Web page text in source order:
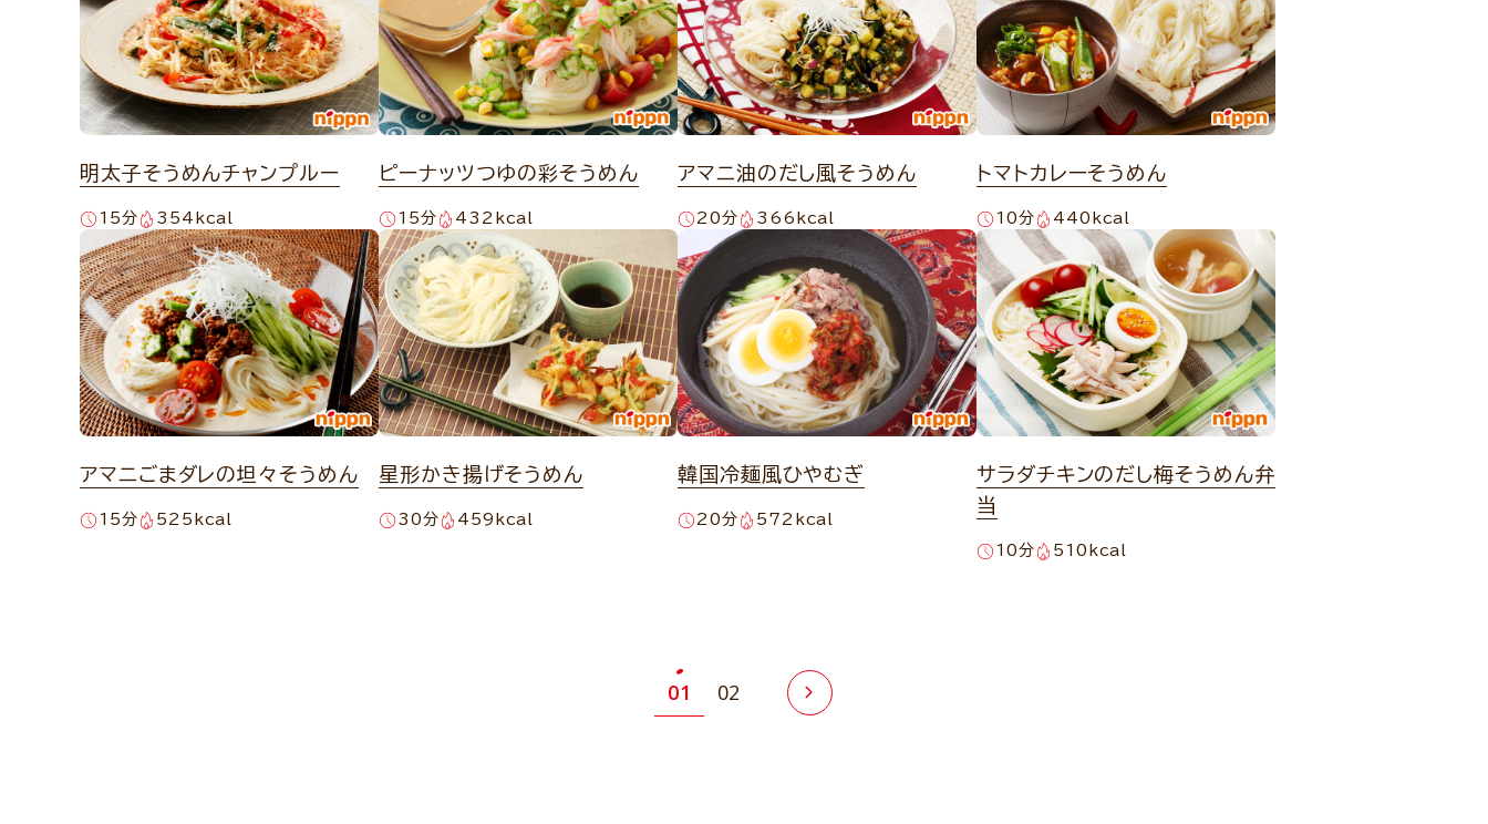
明太子そうめんチャンプルー
15分 354kcal
ピーナッツつゆの彩そうめん
15分 432kcal
アマニ油のだし風そうめん
20分 366kcal
トマトカレーそうめん
10分 440kcal
アマニごまダレの坦々そうめん
15分 525kcal
星形かき揚げそうめん
30分 459kcal
韓国冷麺風ひやむぎ
20分 572kcal
サラダチキンのだし梅そうめん弁
当
10分 510kcal
01 02